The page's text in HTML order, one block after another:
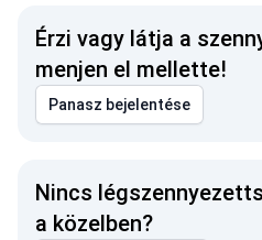
Érzi vagy látja a
menjen el mellette!
Panasz bejelentése
Nincs
a közelben?